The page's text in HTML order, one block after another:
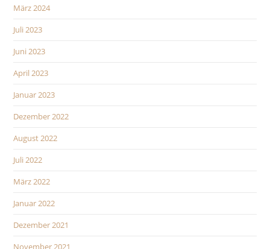
März 2024
Juli 2023
Juni 2023
April 2023
Januar 2023
Dezember 2022
August 2022
Juli 2022
März 2022
Januar 2022
Dezember 2021
November 2021